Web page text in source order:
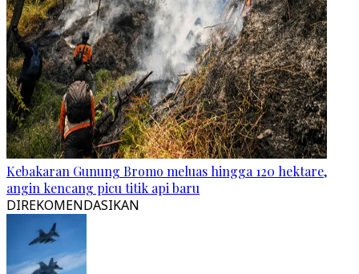
Kebakaran Gunung Bromo meluas hingga 120 hektare,
angin kencang picu titik api baru
DIREKOMENDASIKAN